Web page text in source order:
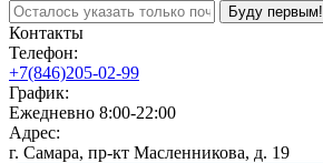
Буду первым!
Контакты
Телефон:
+7(846)205-02-99
График:
Ежедневно 8:00-22:00
Адрес:
г. Самара, пр-кт Масленникова, д. 19